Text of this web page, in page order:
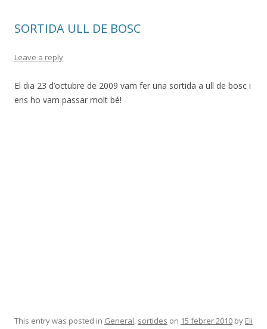
SORTIDA ULL DE BOSC
Leave a reply
El dia 23 d’octubre de 2009 vam fer una sortida a ull de bosc i
ens ho vam passar molt bé!
This entry was posted in General, sortides on 15 febrer 2010 by Eli